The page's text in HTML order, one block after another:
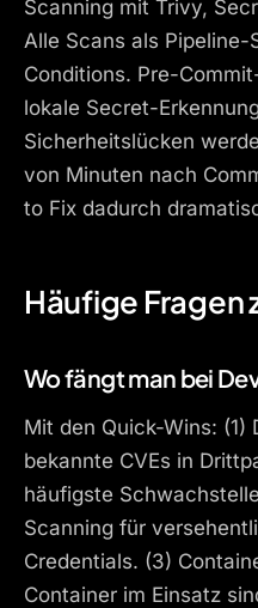
Scanning mit Trivy,
Alle Scans als
Conditions. Pre-
lokale Secret-
Sicherheitslücken
von Minuten nach
to Fix dadurch
Häufige Fragen
Wo fängt man bei
Mit den Quick-Wins:
bekannte CVEs in
häufigste
Scanning für
Credentials. (3)
Container im Einsatz